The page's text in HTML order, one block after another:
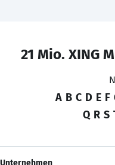
21 Mio. XING
A B C D E F
Q R S
Unternehmen